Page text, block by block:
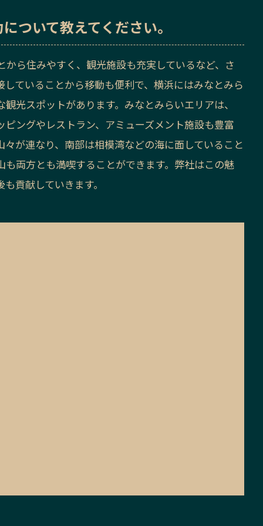
について教えてください。
ら住みやすく、観光施設も充実しているなど、さ
ていることから移動も便利で、横浜にはみなとみら
光スポットがあります。みなとみらいエリアは、
ングやレストラン、アミューズメント施設も豊富
が連なり、南部は相模湾などの海に面していること
両方とも満喫することができます。弊社はこの魅
貢献していきます。